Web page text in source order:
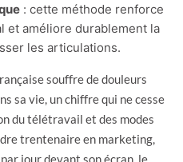
: cette méthode renforce
et améliore durablement la
les articulations.
souffre de douleurs
sa vie, un chiffre qui ne cesse
du télétravail et des modes
trentenaire en marketing,
jour devant son écran, le